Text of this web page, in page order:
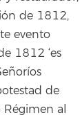
de 1812,
evento
1812 ‘es
de
al